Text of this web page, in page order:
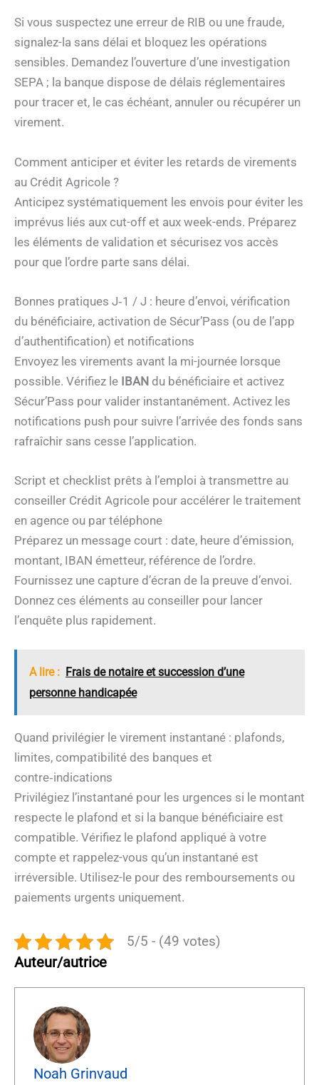
Si vous suspectez une erreur de RIB ou une fraude,
signalez-la sans délai et bloquez les opérations
sensibles. Demandez l’ouverture d’une investigation
SEPA ; la banque dispose de délais réglementaires
pour tracer et, le cas échéant, annuler ou récupérer un
virement.
Comment anticiper et éviter les retards de virements
au Crédit Agricole ?
Anticipez systématiquement les envois pour éviter les
imprévus liés aux cut-off et aux week-ends. Préparez
les éléments de validation et sécurisez vos accès
pour que l’ordre parte sans délai.
Bonnes pratiques J‑1 / J : heure d’envoi, vérification
du bénéficiaire, activation de Sécur’Pass (ou de l’app
d’authentification) et notifications
Envoyez les virements avant la mi-journée lorsque
possible. Vérifiez le IBAN du bénéficiaire et activez
Sécur’Pass pour valider instantanément. Activez les
notifications push pour suivre l’arrivée des fonds sans
rafraîchir sans cesse l’application.
Script et checklist prêts à l’emploi à transmettre au
conseiller Crédit Agricole pour accélérer le traitement
en agence ou par téléphone
Préparez un message court : date, heure d’émission,
montant, IBAN émetteur, référence de l’ordre.
Fournissez une capture d’écran de la preuve d’envoi.
Donnez ces éléments au conseiller pour lancer
l’enquête plus rapidement.
A lire : Frais de notaire et succession d’une
personne handicapée
Quand privilégier le virement instantané : plafonds,
limites, compatibilité des banques et
contre‑indications
Privilégiez l’instantané pour les urgences si le montant
respecte le plafond et si la banque bénéficiaire est
compatible. Vérifiez le plafond appliqué à votre
compte et rappelez-vous qu’un instantané est
irréversible. Utilisez-le pour des remboursements ou
paiements urgents uniquement.
5/5 - (49 votes)
Auteur/autrice
Noah Grinvaud